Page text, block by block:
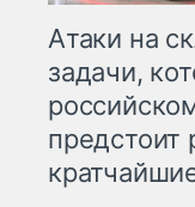
Атаки на
задачи,
предстоит